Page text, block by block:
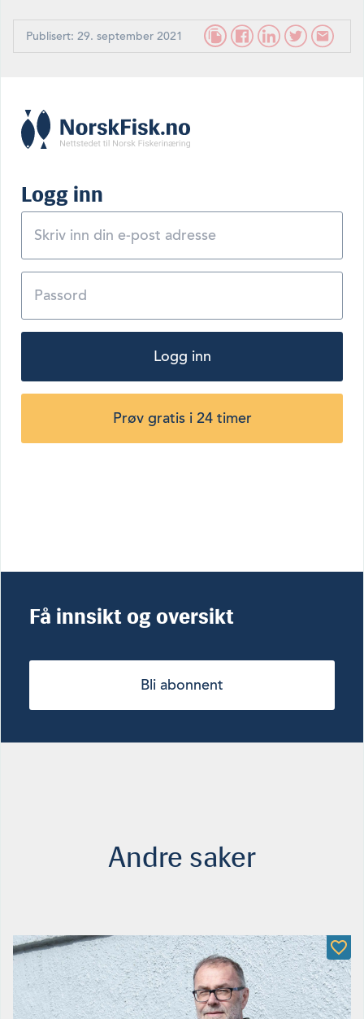
Publisert: 29. september 2021
Logg inn
Logg inn
Prøv gratis i 24 timer
Få innsikt og oversikt
Bli abonnent
Andre saker